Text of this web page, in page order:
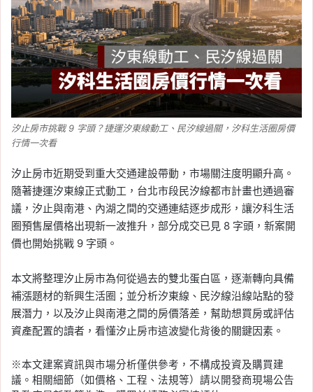
汐止房市挑戰 9 字頭？捷運汐東線動工、民汐線過關，汐科生活圈房價
行情一次看
汐止房市近期受到重大交通建設帶動，市場關注度明顯升高。
隨著捷運汐東線正式動工，台北市段民汐線都市計畫也通過審
議，汐止與南港、內湖之間的交通連結逐步成形，讓汐科生活
圈預售屋價格出現新一波推升，部分成交已見 8 字頭，新案開
價也開始挑戰 9 字頭。
本文將整理汐止房市為何從過去的雙北蛋白區，逐漸轉向具備
補漲題材的新興生活圈；並分析汐東線、民汐線沿線站點的發
展潛力，以及汐止與南港之間的房價落差，幫助想買房或評估
資產配置的讀者，看懂汐止房市這波變化背後的關鍵因素。
※本文建案資訊與市場分析僅供參考，不構成投資及購買建
議。相關細節（如價格、工程、法規等）請以開發商現場公告